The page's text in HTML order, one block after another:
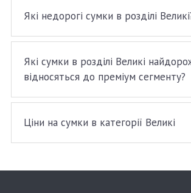
Які недорогі сумки в розділі
Які сумки в розділі Великі
відносяться до преміум сегменту?
Ціни на сумки в категорії Великі